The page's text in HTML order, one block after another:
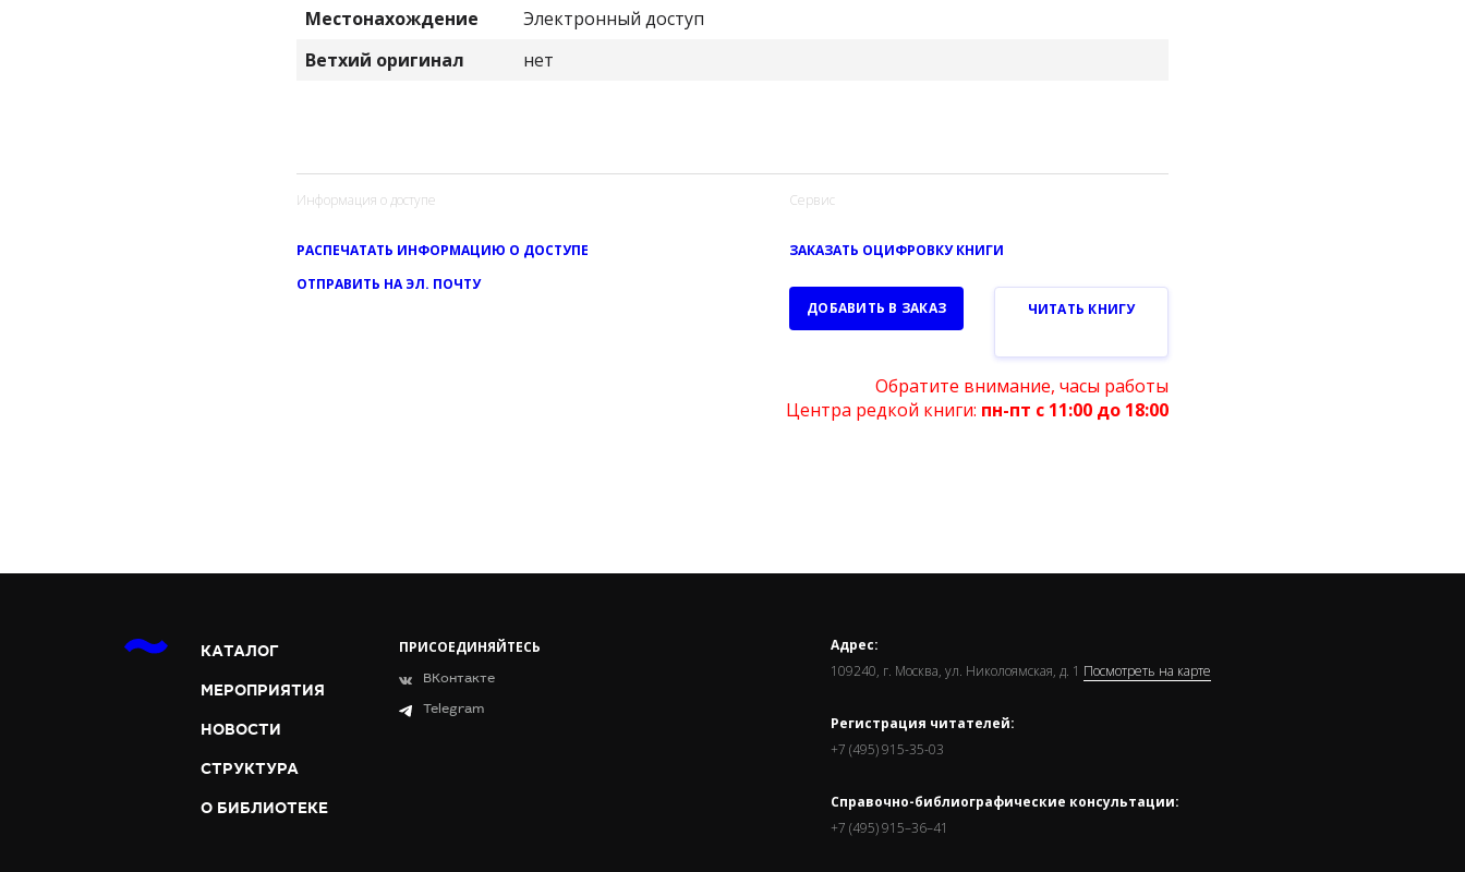
Местонахождение
Электронный доступ
Ветхий оригинал
нет
Информация о доступе
РАСПЕЧАТАТЬ ИНФОРМАЦИЮ О ДОСТУПЕ
ОТПРАВИТЬ НА ЭЛ. ПОЧТУ
Сервис
ЗАКАЗАТЬ ОЦИФРОВКУ КНИГИ
ДОБАВИТЬ В ЗАКАЗ ЧИТАТЬ КНИГУ
Обратите внимание, часы работы
Центра редкой книги: пн-пт с 11:00 до 18:00
КАТАЛОГ
МЕРОПРИЯТИЯ
НОВОСТИ
СТРУКТУРА
О БИБЛИОТЕКЕ
ПРИСОЕДИНЯЙТЕСЬ
ВКонтакте
Telegram
Адрес:
109240, г. Москва, ул. Николоямская, д. 1 Посмотреть на карте
Регистрация читателей:
+7 (495) 915-35-03
Справочно-библиографические консультации:
+7 (495) 915–36–41